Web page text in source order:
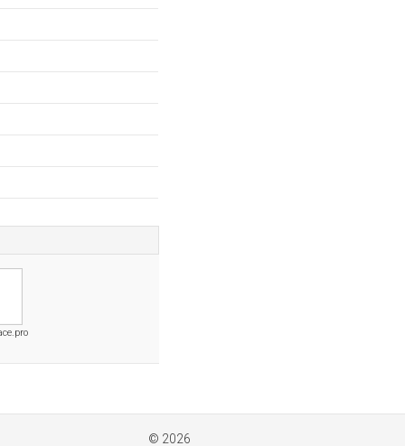
© 2026